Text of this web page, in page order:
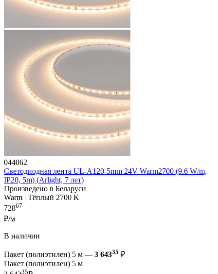
044062
Светодиодная лента UL-A120-5mm 24V Warm2700 (9.6 W/m,
IP20, 5m) (Arlight, 7 лет)
Произведено в Беларуси
Warm | Тёплый 2700 K
72867
₽/м
В наличии
Пакет (полиэтилен) 5 м — 3 64335 ₽
Пакет (полиэтилен) 5 м
35